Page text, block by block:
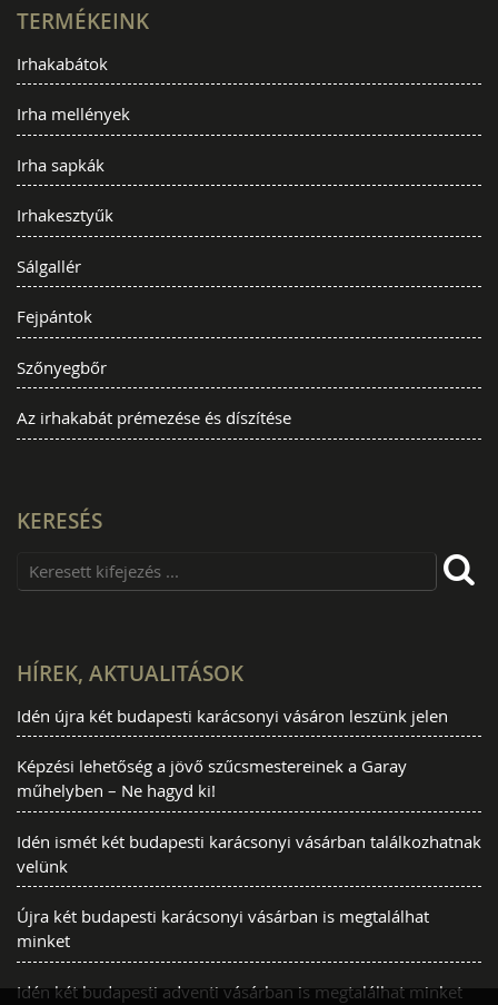
TERMÉKEINK
Irhakabátok
Irha mellények
Irha sapkák
Irhakesztyűk
Sálgallér
Fejpántok
Szőnyegbőr
Az irhakabát prémezése és díszítése
KERESÉS
HÍREK, AKTUALITÁSOK
Idén újra két budapesti karácsonyi vásáron leszünk jelen
Képzési lehetőség a jövő szűcsmestereinek a Garay
műhelyben – Ne hagyd ki!
Idén ismét két budapesti karácsonyi vásárban találkozhatnak
velünk
Újra két budapesti karácsonyi vásárban is megtalálhat
minket
Idén két budapesti adventi vásárban is megtalálhat minket